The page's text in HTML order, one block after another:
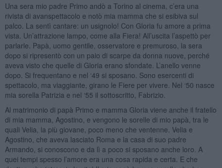
Una sera mio padre Primo andò a Torino al cinema, c’era una
rivista di avanspettacolo e notò mia mamma che si esibiva sul
palco. La sentì cantare: un usignolo! Con Gloria fu amore a prima
vista. Un’attrazione lampo, come alla Fiera! All’uscita l’aspettò per
parlarle. Papà, uomo gentile, osservatore e premuroso, la sera
dopo si ripresentò con un paio di scarpe da donna nuove, perché
aveva visto che quelle di Gloria erano sfondate. L’anello venne
dopo. Si frequentano e nel ‘49 si sposano. Sono esercenti di
spettacolo, ma viaggiante, girano le Fiere per vivere. Nel ‘50 nasce
mia sorella Patrizia e nel ‘55 il sottoscritto, Fabrizio.
Al matrimonio di papà Primo e mamma Gloria viene anche il fratello
di mia mamma, Agostino, e vengono le sorelle di mio papà, tra le
quali Velia, la più giovane, poco meno che ventenne. Velia e
Agostino, che aveva lasciato Roma e la casa di suo padre
Armando, si conoscono e da lì a poco si sposano anche loro. A
quei tempi spesso l’amore era una cosa rapida e certa. E che